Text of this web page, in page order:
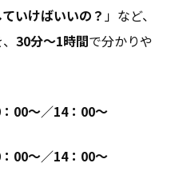
いけばいいの？ 」など、
30分～1時間で分かりや
00～／14：00～
／14：00～